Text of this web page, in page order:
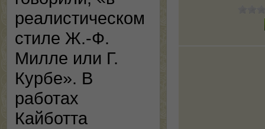
реалистическом
стиле Ж.-Ф.
Милле или Г.
Курбе». В
работах
Кайботта